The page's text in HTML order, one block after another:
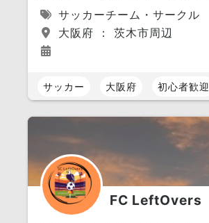
サッカーチーム・サークル
大阪府 ： 茨木市周辺
サッカー 大阪府 初心者歓迎
FC LeftOvers